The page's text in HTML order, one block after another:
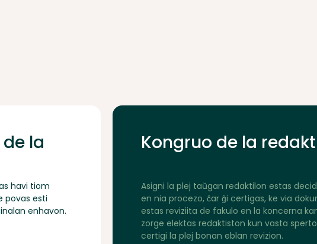
la
havi tiom
povas esti
enhavon.
Kongruo de la
Asigni la plej taŭgan redaktilon estas
en nia procezo, ĉar ĝi certigas, ke via
estas reviziita de fakulo en la koncerna
zorge elektas redaktiston kun vasta
certigi la plej bonan eblan revizion.